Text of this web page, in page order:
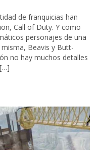
de franquicias han
Call of Duty. Y como
personajes de una
Beavis y Butt-
no hay muchos detalles